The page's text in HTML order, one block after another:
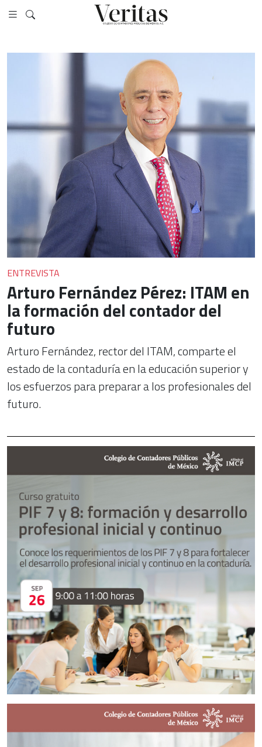
ENTREVISTA
Arturo Fernández Pérez: ITAM en
la formación del contador del
futuro
Arturo Fernández, rector del ITAM, comparte el
estado de la contaduría en la educación superior y
los esfuerzos para preparar a los profesionales del
futuro.